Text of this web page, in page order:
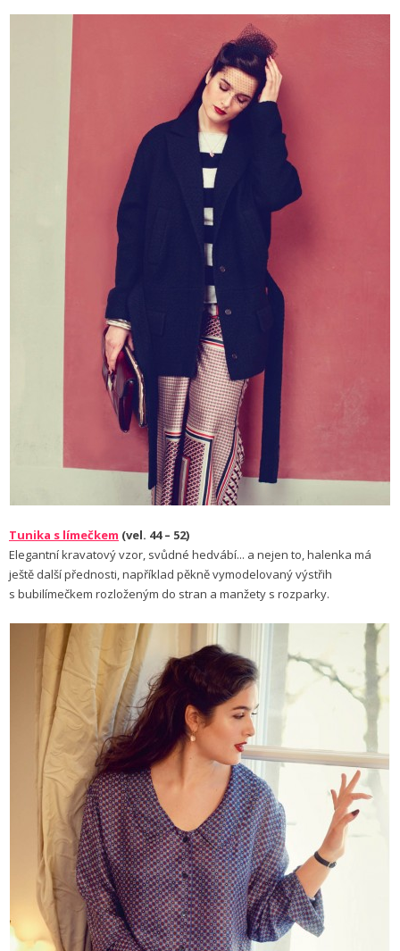
Tunika s límečkem (vel. 44 – 52)
Elegantní kravatový vzor, svůdné hedvábí... a nejen to, halenka má
ještě další přednosti, například pěkně vymodelovaný výstřih
s bubilímečkem rozloženým do stran a manžety s rozparky.